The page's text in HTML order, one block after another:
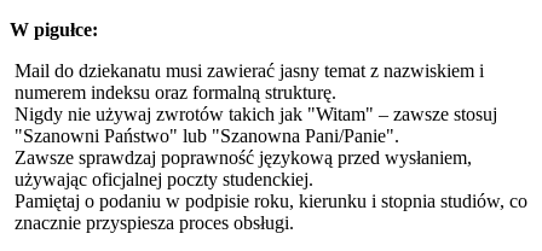
W pigułce:
Mail do dziekanatu musi zawierać jasny temat z nazwiskiem i
numerem indeksu oraz formalną strukturę.
Nigdy nie używaj zwrotów takich jak "Witam" – zawsze stosuj
"Szanowni Państwo" lub "Szanowna Pani/Panie".
Zawsze sprawdzaj poprawność językową przed wysłaniem,
używając oficjalnej poczty studenckiej.
Pamiętaj o podaniu w podpisie roku, kierunku i stopnia studiów, co
znacznie przyspiesza proces obsługi.